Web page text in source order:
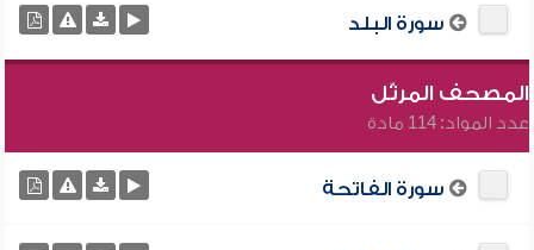
سورة البلد
المصحف المرتّل
عدد المواد: 114 مادة
سورة الفاتحة